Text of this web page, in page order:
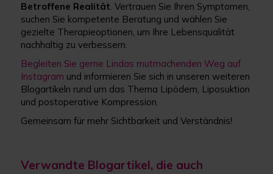
Betroffene Realität. Vertrauen Sie Ihren Symptomen,
suchen Sie kompetente Beratung und wählen Sie
gezielte Therapieoptionen, um Ihre Lebensqualität
nachhaltig zu verbessern.
Begleiten Sie gerne Lindas mutmachenden Weg auf
Instagram und informieren Sie sich in unseren weiteren
Blogartikeln rund um das Thema Lipödem, Liposuktion
und postoperative Kompression.
Gemeinsam für mehr Sichtbarkeit und Verständnis!
Verwandte Blogartikel, die auch